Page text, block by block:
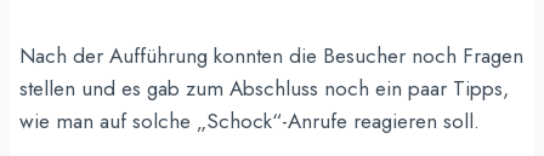
Nach der Aufführung konnten die Besucher noch Fragen
stellen und es gab zum Abschluss noch ein paar Tipps,
wie man auf solche „Schock“-Anrufe reagieren soll.